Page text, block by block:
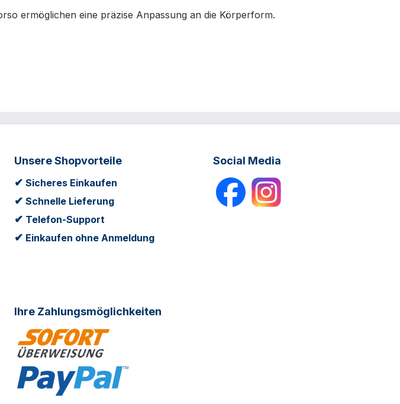
ermöglichen eine präzise Anpassung an die Körperform.
Unsere Shopvorteile
✔ Sicheres Einkaufen
✔ Schnelle Lieferung
✔ Telefon-Support
✔ Einkaufen ohne Anmeldung
Ihre Zahlungsmöglichkeiten
Social Media